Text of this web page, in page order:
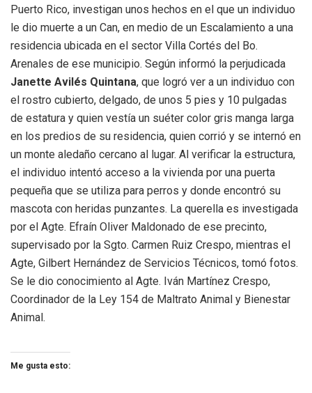
Puerto Rico, investigan unos hechos en el que un individuo
le dio muerte a un Can, en medio de un Escalamiento a una
residencia ubicada en el sector Villa Cortés del Bo.
Arenales de ese municipio. Según informó la perjudicada
Janette Avilés Quintana, que logró ver a un individuo con
el rostro cubierto, delgado, de unos 5 pies y 10 pulgadas
de estatura y quien vestía un suéter color gris manga larga
en los predios de su residencia, quien corrió y se internó en
un monte aledaño cercano al lugar. Al verificar la estructura,
el individuo intentó acceso a la vivienda por una puerta
pequeña que se utiliza para perros y donde encontró su
mascota con heridas punzantes. La querella es investigada
por el Agte. Efraín Oliver Maldonado de ese precinto,
supervisado por la Sgto. Carmen Ruiz Crespo, mientras el
Agte, Gilbert Hernández de Servicios Técnicos, tomó fotos.
Se le dio conocimiento al Agte. Iván Martínez Crespo,
Coordinador de la Ley 154 de Maltrato Animal y Bienestar
Animal.
Me gusta esto: